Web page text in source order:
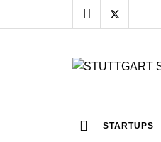
to
STARTUPS